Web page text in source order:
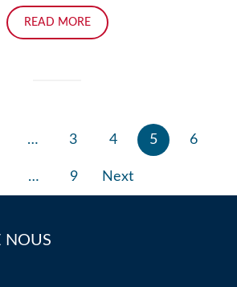
READ MORE
… 3 4 5 6
… 9 Next
NOUS